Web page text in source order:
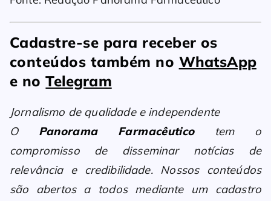
Cadastre-se para receber os
conteúdos também no WhatsApp
e noTelegram
Jornalismo de qualidade e independente
O Panorama Farmacêuticotem o
compromisso de disseminar notícias de
relevância e credibilidade. Nossos conteúdos
são abertos a todos mediante um cadastro